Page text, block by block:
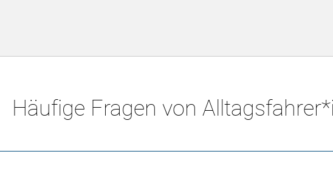
Häufige Fragen von